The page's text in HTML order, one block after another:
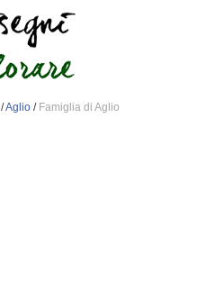
/Aglio / Famiglia di Aglio